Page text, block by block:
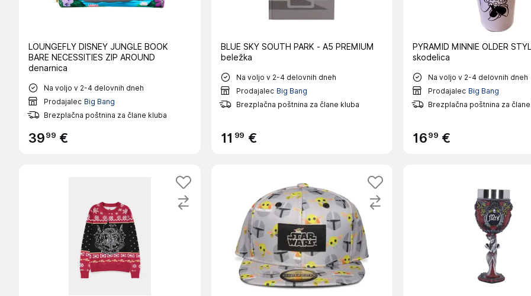
LOUNGEFLY DISNEY JUNGLE BOOK
BARE NECESSITIES ZIP AROUND
denarnica
Na voljo v 2-4 delovnih dneh
Prodajalec Big Bang
Brezplačna poštnina za člane kluba
3999 €
BLUE SKY SOUTH PARK - A5 PREMIUM
beležka
Na voljo v 2-4 delovnih dneh
Prodajalec Big Bang
Brezplačna poštnina za člane kluba
11 99 €
PYRAMID MINNIE OLDER
skodelica
Na voljo v 2-4 delovnih dneh
Prodajalec Big Bang
Brezplačna poštnina za
1699 €